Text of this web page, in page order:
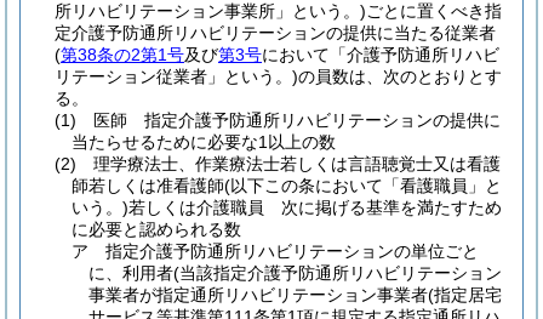
所リハビリテーション事業所」という。)ごとに置くべき指
定介護予防通所リハビリテーションの提供に当たる従業者
(第38条の2第1号及び第3号において「介護予防通所リハビ
リテーション従業者」という。)の員数は、次のとおりとす
る。
(1)
医師 指定介護予防通所リハビリテーションの提供に
当たらせるために必要な1以上の数
(2)
理学療法士、作業療法士若しくは言語聴覚士又は看護
師若しくは准看護師(以下この条において「看護職員」と
いう。)若しくは介護職員 次に掲げる基準を満たすため
に必要と認められる数
ア
指定介護予防通所リハビリテーションの単位ごと
に、利用者(当該指定介護予防通所リハビリテーション
事業者が指定通所リハビリテーション事業者(指定居宅